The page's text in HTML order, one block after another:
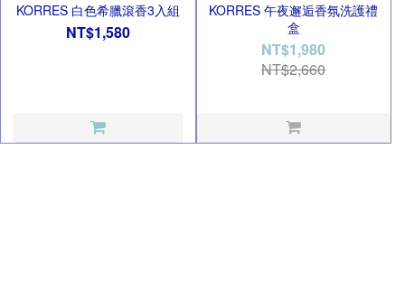
KORRES 白色希臘滾香3入組
NT$1,580
KORRES 午夜邂逅香氛洗護禮
盒
NT$1,980
NT$2,660